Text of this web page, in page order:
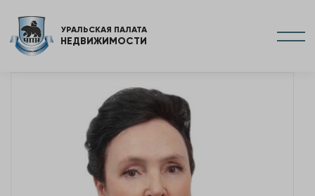
УРАЛЬСКАЯ ПАЛАТА
НЕДВИЖИМОСТИ